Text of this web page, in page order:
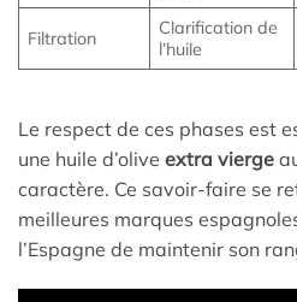
Filtration
Clarification de
l’huile
Le respect de ces phases est
une huile d’olive extra vierge
caractère. Ce savoir-faire se
meilleures marques
l’Espagne de maintenir son